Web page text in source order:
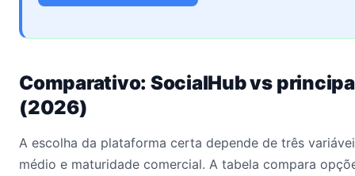
Comparativo: SocialHub vs
(2026)
A escolha da plataforma certa depende de três
médio e maturidade comercial. A tabela compara